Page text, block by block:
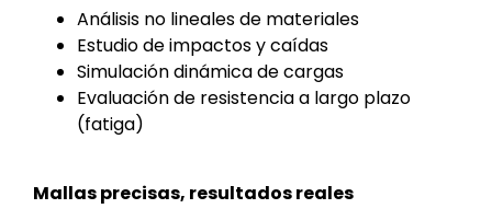
Análisis no lineales de materiales
Estudio de impactos y caídas
Simulación dinámica de cargas
Evaluación de resistencia a largo plazo
(fatiga)
Mallas precisas, resultados reales